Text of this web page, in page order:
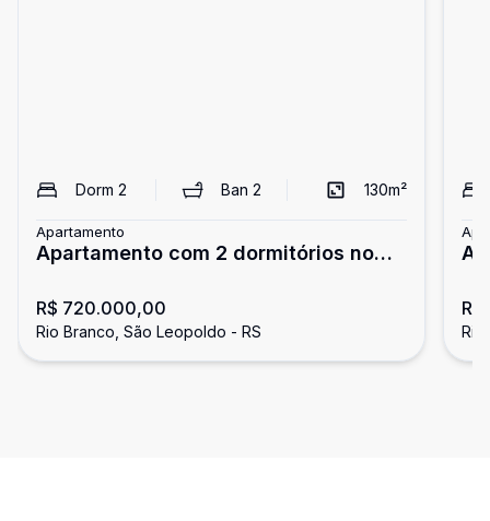
Dorm 2 Ban2 130m²
Apartamento
Apartamento com 2 dormitórios no
R$ 720.000,00
Rio Branco, São Leopoldo - RS Rio